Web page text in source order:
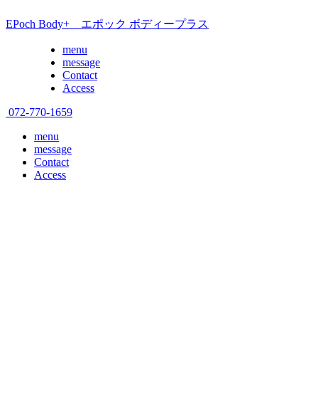
EPoch Body+ エポック ボディープラス
menu
message
Contact
Access
072-770-1659
menu
message
Contact
Access